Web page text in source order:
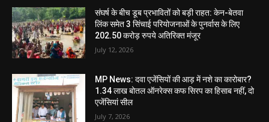
संघर्ष के बीच डूब प्रभावितों को बड़ी राहत: केन-बेतवा
लिंक समेत 3 सिंचाई परियोजनाओं के पुनर्वास के लिए
202.50 करोड़ रुपये अतिरिक्त मंजूर
July 12, 2026
MP News: दवा एजेंसियों की आड़ में नशे का कारोबार?
1.34 लाख बोतल ऑनरेक्स कफ सिरप का हिसाब नहीं, दो
एजेंसियां सील
July 7, 2026